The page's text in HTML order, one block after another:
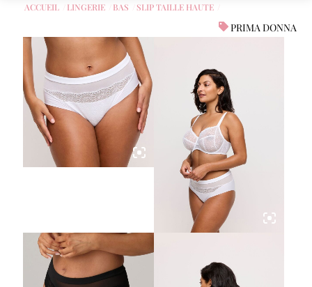
ACCUEIL LINGERIE BAS SLIP TAILLE HAUTE
PRIMA DONNA